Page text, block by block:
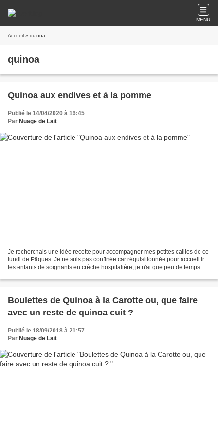
MENU
Accueil » quinoa
quinoa
Quinoa aux endives et à la pomme
Publié le 14/04/2020 à 16:45
Par Nuage de Lait
Je recherchais une idée recette pour accompagner mes petites cailles de ce
lundi de Pâques. Je ne suis pas confinée car réquisitionnée pour accueillir
les enfants de soignants en crèche hospitalière, je n'ai que peu de temps
Boulettes de Quinoa à la Carotte ou, que faire
avec un reste de quinoa cuit ?
Publié le 18/09/2018 à 21:57
Par Nuage de Lait